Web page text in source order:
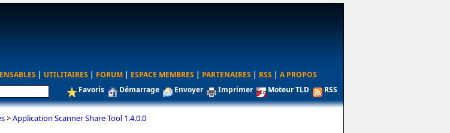
| UTILITAIRES | FORUM | ESPACE MEMBRES | PARTENAIRES | RSS | A PROPOS
Favoris Démarrage Envoyer Imprimer Moteur TLD RSS
>Application Scanner Share Tool 1.4.0.0